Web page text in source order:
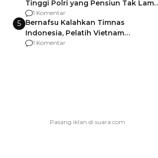
Tinggi Polri yang Pensiun Tak Lama
Usai Jadi Brigjen
1 Komentar
5 Bernafsu Kalahkan Timnas
Indonesia, Pelatih Vietnam
Berencana Pakai Jimat di Pakansari
1 Komentar